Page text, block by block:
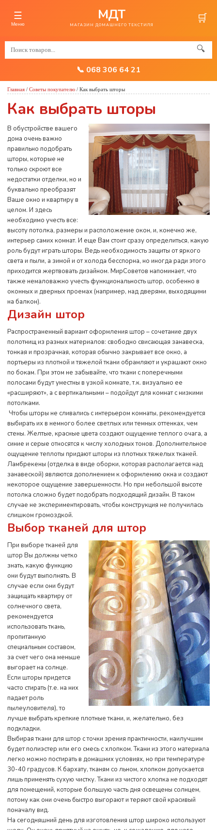
☰
Меню
МДТ
МАГАЗИН ДОМАШНЕГО ТЕКСТИЛЯ 🛒
🔍
📞 068 306 64 21
Главная / Советы покупателю / Как выбрать шторы
Как выбрать шторы
В обустройстве вашего
дома очень важно
правильно подобрать
шторы, которые не
только скроют все
недостатки отделки, но и
буквально преобразят
Ваше окно и квартиру в
целом. И здесь
необходимо учесть все:
высоту потолка, размеры и расположение окон, и, конечно же,
интерьер самих комнат. И еще Вам стоит сразу определиться, какую
роль будут играть шторы. Ведь необходимость защиты от яркого
света и пыли, а зимой и от холода бесспорна, но иногда ради этого
приходится жертвовать дизайном. МирСоветов напоминает, что
также немаловажно учесть функциональность штор, особенно в
оконных и дверных проемах (например, над дверями, выходящими
на балкон).
Дизайн штор
Распространенный вариант оформления штор – сочетание двух
полотнищ из разных материалов: свободно свисающая занавеска,
тонкая и прозрачная, которая обычно закрывает все окно, а
портьеры из плотной и тяжелой ткани обрамляют и украшают окно
по бокам. При этом не забывайте, что ткани с поперечными
полосами будут уместны в узкой комнате, т.к. визуально ее
«расширяют», а с вертикальными – подойдут для комнат с низкими
потолками.
Чтобы шторы не сливались с интерьером комнаты, рекомендуется
выбирать их в немного более светлых или темных оттенках, чем
стены. Желтые, красные цвета создают ощущение теплого очага, а
синие и серые относятся к числу холодных тонов. Дополнительное
ощущение теплоты придают шторы из плотных тяжелых тканей.
Ламбрекены (отделка в виде оборки, которая располагается над
занавеской) являются дополнением к оформлению окна и создают
некоторое ощущение завершенности. Но при небольшой высоте
потолка сложно будет подобрать подходящий дизайн. В таком
случае не экспериментировать, чтобы конструкция не получилась
слишком громоздкой.
Выбор тканей для штор
При выборе тканей для
штор Вы должны четко
знать, какую функцию
они будут выполнять. В
случае если они будут
защищать квартиру от
солнечного света,
рекомендуется
использовать ткань,
пропитанную
специальным составом,
за счет чего она меньше
выгорает на солнце.
Если шторы придется
часто стирать (т.е. на них
падает роль
пылеуловителя), то
лучше выбрать крепкие плотные ткани, и, желательно, без
подкладки.
Выбирая ткани для штор с точки зрения практичности, наилучшим
будет полиэстер или его смесь с хлопком. Ткани из этого материала
легко можно постирать в домашних условиях, но при температуре
30-40 градусов. К бархату, тканям со льном, хлопком допускается
лишь применять сухую чистку. Ткани из чистого хлопка не подходят
для помещений, которые большую часть дня освещены солнцем,
потому как они очень быстро выгорают и теряют свой красивый
поначалу вид.
На сегодняшний день для изготовления штор широко используют